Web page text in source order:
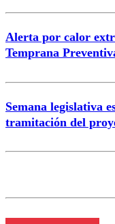
Alerta por calor
Temprana
Semana legislativa
tramitación del